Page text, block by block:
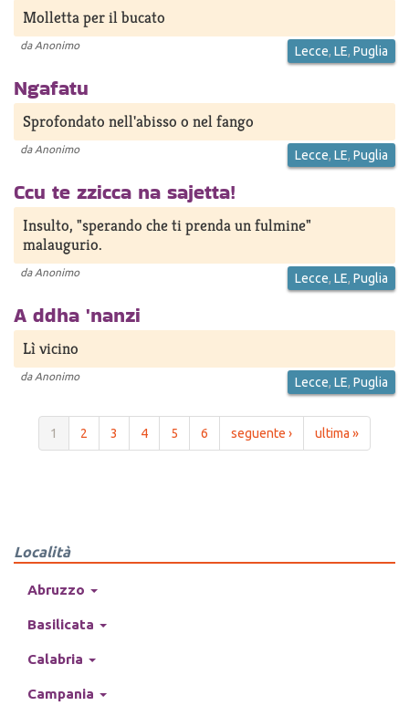
Molletta per il bucato
da Anonimo Lecce, LE, Puglia
Ngafatu
Sprofondato nell'abisso o nel fango
da Anonimo Lecce, LE, Puglia
Ccu te zzicca na sajetta!
Insulto, "sperando che ti prenda un fulmine"
malaugurio.
da Anonimo Lecce, LE, Puglia
A ddha 'nanzi
Lì vicino
da Anonimo Lecce, LE, Puglia
1 2 3 4 5 6 seguente › ultima »
Località
Abruzzo
Basilicata
Calabria
Campania